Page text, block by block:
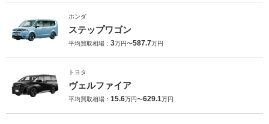
ホンダ
ステップワゴン
平均買取相場： 3万円〜587.7万円
トヨタ
ヴェルファイア
平均買取相場： 15.6万円〜629.1万円